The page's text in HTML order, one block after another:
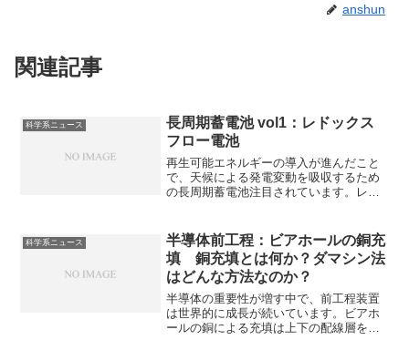
anshun
関連記事
科学系ニュース
長周期蓄電池 vol1：レドックス
フロー電池
再生可能エネルギーの導入が進んだこと
で、天候による発電変動を吸収するため
の長周期蓄電池注目されています。レド
元反応を利用して充放電を行う大型の蓄
電池です。どのような特徴を持つのか、
電解液にバナジウムが使用されるのはな
ぜか知ることができます。
科学系ニュース
半導体前工程：ビアホールの銅充
填 銅充填とは何か？ダマシン法
はどんな方法なのか？
半導体の重要性が増す中で、前工程装置
は世界的に成長が続いています。ビアホ
ールの銅による充填は上下の配線層を電